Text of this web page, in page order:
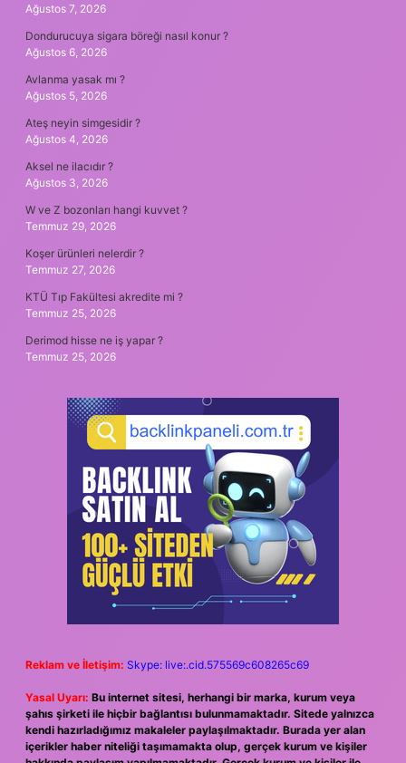
Ağustos 7, 2026
Dondurucuya sigara böreği nasıl konur ?
Ağustos 6, 2026
Avlanma yasak mı ?
Ağustos 5, 2026
Ateş neyin simgesidir ?
Ağustos 4, 2026
Aksel ne ilacıdır ?
Ağustos 3, 2026
W ve Z bozonları hangi kuvvet ?
Temmuz 29, 2026
Koşer ürünleri nelerdir ?
Temmuz 27, 2026
KTÜ Tıp Fakültesi akredite mi ?
Temmuz 25, 2026
Derimod hisse ne iş yapar ?
Temmuz 25, 2026
Reklam ve İletişim: Skype: live:.cid.575569c608265c69
Yasal Uyarı: Bu internet sitesi, herhangi bir marka, kurum veya
şahıs şirketi ile hiçbir bağlantısı bulunmamaktadır. Sitede yalnızca
kendi hazırladığımız makaleler paylaşılmaktadır. Burada yer alan
içerikler haber niteliği taşımamakta olup, gerçek kurum ve kişiler